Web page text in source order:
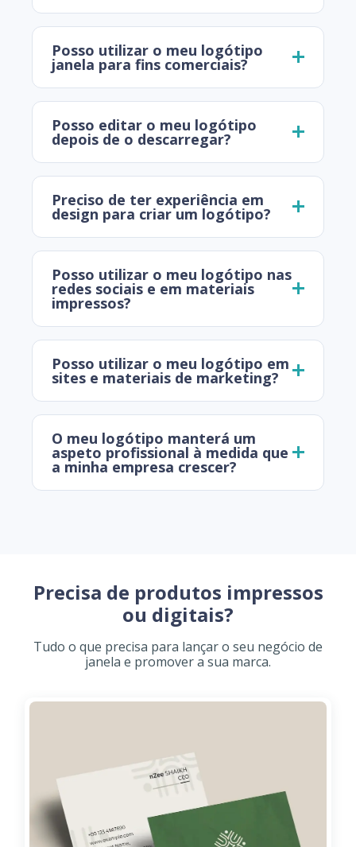
Posso utilizar o meu logótipo
janela para fins comerciais?
Posso editar o meu logótipo
depois de o descarregar?
Preciso de ter experiência em
design para criar um logótipo?
Posso utilizar o meu logótipo nas
redes sociais e em materiais
impressos?
Posso utilizar o meu logótipo em
sites e materiais de marketing?
O meu logótipo manterá um
aspeto profissional à medida que
a minha empresa crescer?
Precisa de produtos impressos
ou digitais?
Tudo o que precisa para lançar o seu negócio de
janela e promover a sua marca.